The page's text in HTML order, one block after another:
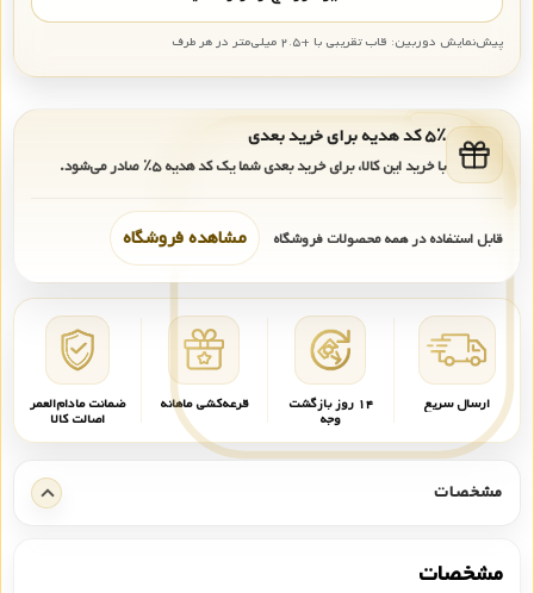
پیش‌نمایش دوربین: قاب تقریبی با +۲.۵ میلی‌متر در هر طرف
۵٪ کد هدیه برای خرید بعدی
با خرید این کالا، برای خرید بعدی شما یک کد هدیه۵٪ صادر می‌شود.
قابل استفاده در همه محصولات فروشگاه مشاهده فروشگاه
ارسال سریع ۱۴ روز بازگشت
وجه
قرعه‌کشی ماهانه ضمانت مادام‌العمر
اصالت کالا
مشخصات
مشخصات